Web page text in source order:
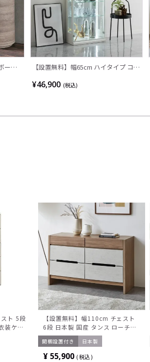
ード
イス
【設置無料】幅65cm ハイタイプ コレ
明付き 背面ミラー 縦型 収納 棚 フィ
¥46,900 (税込)
ト 5段
装ケー
【設置無料】幅110cm チェスト
6段 日本製 国産 タンス ローチェ
スト 収納家具 大容量 衣類収納 脚
付きモルタル調 ナチュラル グレ
ー ルンバブル 北欧モダン
開梱設置付き 日本製
¥ 55,900 税込